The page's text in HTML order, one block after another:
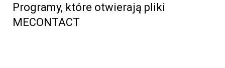
Programy, które otwierają pliki
MECONTACT